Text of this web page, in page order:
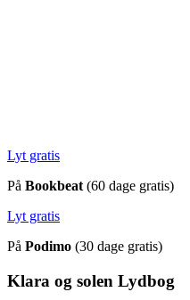
Lyt gratis
På Bookbeat (60 dage gratis)
Lyt gratis
På Podimo (30 dage gratis)
Klara og solen Lydbog